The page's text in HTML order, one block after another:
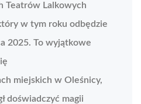
Teatrów Lalkowych
w tym roku odbędzie
2025. To wyjątkowe
miejskich w Oleśnicy,
doświadczyć magii